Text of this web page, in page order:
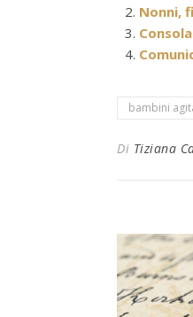
Nonni,
bambini
Di Tiziana